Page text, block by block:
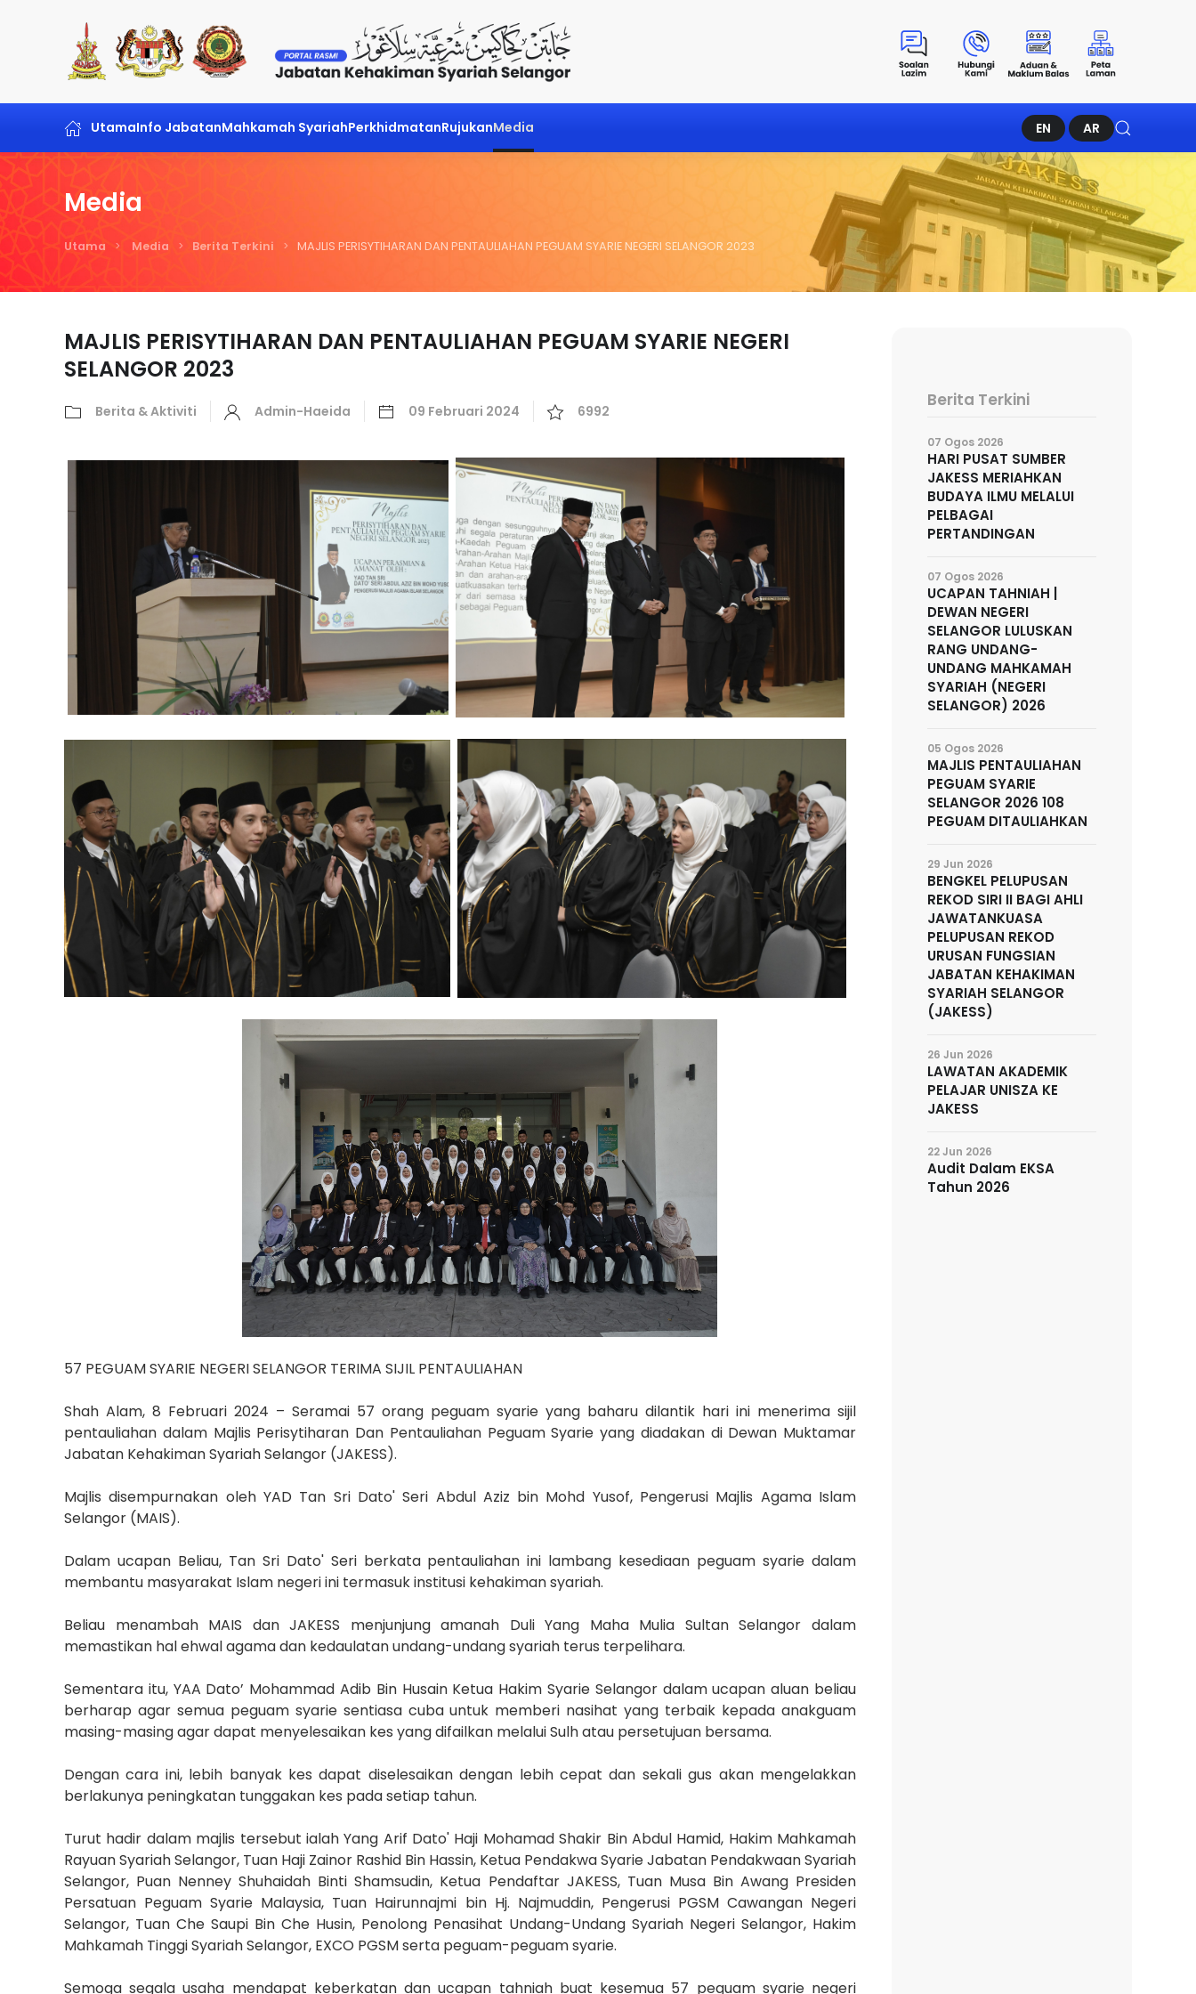
Skip to main content
UtamaInfo JabatanMahkamah SyariahPerkhidmatanRujukanMedia EN AR
Media
Utama Media Berita Terkini MAJLIS PERISYTIHARAN DAN PENTAULIAHAN PEGUAM SYARIE NEGERI SELANGOR 2023
MAJLIS PERISYTIHARAN DAN PENTAULIAHAN PEGUAM SYARIE NEGERI
SELANGOR 2023
Berita & Aktiviti Admin-Haeida 09 Februari 2024 6992
57 PEGUAM SYARIE NEGERI SELANGOR TERIMA SIJIL PENTAULIAHAN
Shah Alam, 8 Februari 2024 – Seramai 57 orang peguam syarie yang baharu dilantik hari ini menerima sijil
pentauliahan dalam Majlis Perisytiharan Dan Pentauliahan Peguam Syarie yang diadakan di Dewan Muktamar
Jabatan Kehakiman Syariah Selangor (JAKESS).
Majlis disempurnakan oleh YAD Tan Sri Dato' Seri Abdul Aziz bin Mohd Yusof, Pengerusi Majlis Agama Islam
Selangor (MAIS).
Dalam ucapan Beliau, Tan Sri Dato' Seri berkata pentauliahan ini lambang kesediaan peguam syarie dalam
membantu masyarakat Islam negeri ini termasuk institusi kehakiman syariah.
Beliau menambah MAIS dan JAKESS menjunjung amanah Duli Yang Maha Mulia Sultan Selangor dalam
memastikan hal ehwal agama dan kedaulatan undang-undang syariah terus terpelihara.
Sementara itu, YAA Dato’ Mohammad Adib Bin Husain Ketua Hakim Syarie Selangor dalam ucapan aluan beliau
berharap agar semua peguam syarie sentiasa cuba untuk memberi nasihat yang terbaik kepada anakguam
masing-masing agar dapat menyelesaikan kes yang difailkan melalui Sulh atau persetujuan bersama.
Dengan cara ini, lebih banyak kes dapat diselesaikan dengan lebih cepat dan sekali gus akan mengelakkan
berlakunya peningkatan tunggakan kes pada setiap tahun.
Turut hadir dalam majlis tersebut ialah Yang Arif Dato' Haji Mohamad Shakir Bin Abdul Hamid, Hakim Mahkamah
Rayuan Syariah Selangor, Tuan Haji Zainor Rashid Bin Hassin, Ketua Pendakwa Syarie Jabatan Pendakwaan Syariah
Selangor, Puan Nenney Shuhaidah Binti Shamsudin, Ketua Pendaftar JAKESS, Tuan Musa Bin Awang Presiden
Persatuan Peguam Syarie Malaysia, Tuan Hairunnajmi bin Hj. Najmuddin, Pengerusi PGSM Cawangan Negeri
Selangor, Tuan Che Saupi Bin Che Husin, Penolong Penasihat Undang-Undang Syariah Negeri Selangor, Hakim
Mahkamah Tinggi Syariah Selangor, EXCO PGSM serta peguam-peguam syarie.
Semoga segala usaha mendapat keberkatan dan ucapan tahniah buat kesemua 57 peguam syarie negeri
Berita Terkini
07 Ogos 2026
HARI PUSAT SUMBER
JAKESS MERIAHKAN
BUDAYA ILMU MELALUI
PELBAGAI
PERTANDINGAN
07 Ogos 2026
UCAPAN TAHNIAH |
DEWAN NEGERI
SELANGOR LULUSKAN
RANG UNDANG-
UNDANG MAHKAMAH
SYARIAH (NEGERI
SELANGOR) 2026
05 Ogos 2026
MAJLIS PENTAULIAHAN
PEGUAM SYARIE
SELANGOR 2026 108
PEGUAM DITAULIAHKAN
29 Jun 2026
BENGKEL PELUPUSAN
REKOD SIRI II BAGI AHLI
JAWATANKUASA
PELUPUSAN REKOD
URUSAN FUNGSIAN
JABATAN KEHAKIMAN
SYARIAH SELANGOR
(JAKESS)
26 Jun 2026
LAWATAN AKADEMIK
PELAJAR UNISZA KE
JAKESS
22 Jun 2026
Audit Dalam EKSA
Tahun 2026